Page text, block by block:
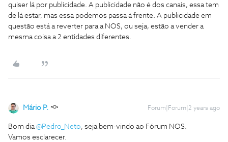
quiser lá por publicidade. A publicidade não é dos canais, essa tem
de lá estar, mas essa podemos passa à frente. A publicidade em
questão está a reverter para a NOS, ou seja, estão a vender a
mesma coisa a 2 entidades diferentes.
Mário P. Forum|Forum|2 years ago
Bom dia@Pedro_Neto, seja bem-vindo ao Fórum NOS.
Vamos esclarecer.